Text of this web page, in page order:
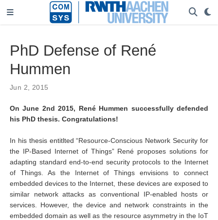
PhD Defense of René
Hummen
Jun 2, 2015
On June 2nd 2015, René Hummen successfully defended
his PhD thesis. Congratulations!
In his thesis entitlted “Resource-Conscious Network Security for
the IP-Based Internet of Things” René proposes solutions for
adapting standard end-to-end security protocols to the Internet
of Things. As the Internet of Things envisions to connect
embedded devices to the Internet, these devices are exposed to
similar network attacks as conventional IP-enabled hosts or
services. However, the device and network constraints in the
embedded domain as well as the resource asymmetry in the IoT